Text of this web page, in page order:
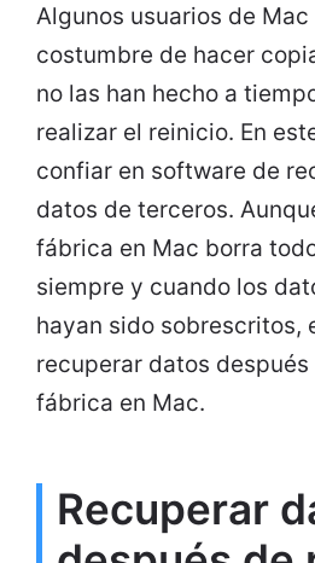
Algunos usuarios de
costumbre de hacer
no las han hecho a
realizar el reinicio. En
confiar en software de
datos de terceros.
fábrica en Mac borra
siempre y cuando los
hayan sido sobrescritos,
recuperar datos
fábrica en Mac.
Recuperar